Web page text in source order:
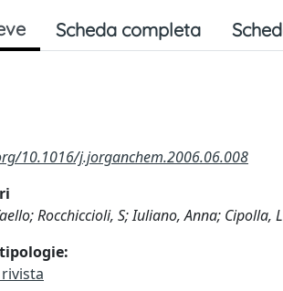
Scheda completa
10.1016/j.jorganchem.2006.06.008
Rocchiccioli, S; Iuliano, Anna; Cipolla,